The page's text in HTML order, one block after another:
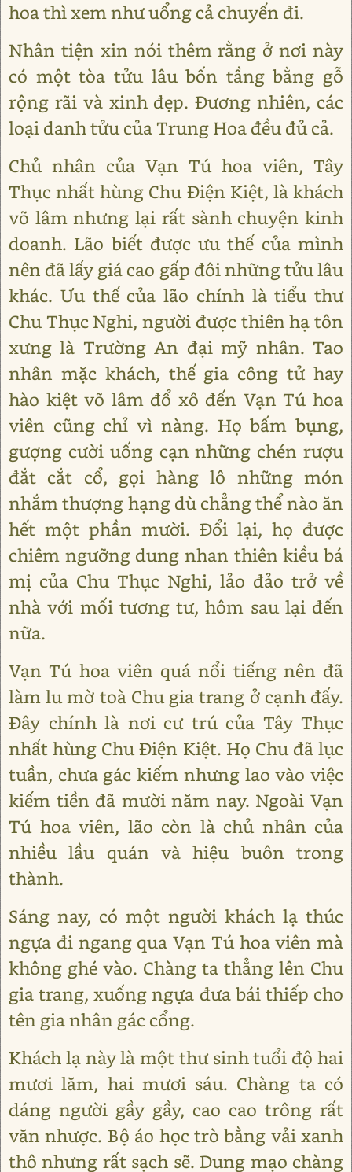
hoa thì xem như uổng cả chuyến đi.
Nhân tiện xin nói thêm rằng ở nơi này
có một tòa tửu lâu bốn tầng bằng gỗ
rộng rãi và xinh đẹp. Đương nhiên, các
loại danh tửu của Trung Hoa đều đủ cả.
Chủ nhân của Vạn Tú hoa viên, Tây
Thục nhất hùng Chu Điện Kiệt, là khách
võ lâm nhưng lại rất sành chuyện kinh
doanh. Lão biết được ưu thế của mình
nên đã lấy giá cao gấp đôi những tửu lâu
khác. Ưu thế của lão chính là tiểu thư
Chu Thục Nghi, người được thiên hạ tôn
xưng là Trường An đại mỹ nhân. Tao
nhân mặc khách, thế gia công tử hay
hào kiệt võ lâm đổ xô đến Vạn Tú hoa
viên cũng chỉ vì nàng. Họ bấm bụng,
gượng cười uống cạn những chén rượu
đắt cắt cổ, gọi hàng lô những món
nhắm thượng hạng dù chẳng thể nào ăn
hết một phần mười. Đổi lại, họ được
chiêm ngưỡng dung nhan thiên kiều bá
mị của Chu Thục Nghi, lảo đảo trở về
nhà với mối tương tư, hôm sau lại đến
nữa.
Vạn Tú hoa viên quá nổi tiếng nên đã
làm lu mờ toà Chu gia trang ở cạnh đấy.
Đây chính là nơi cư trú của Tây Thục
nhất hùng Chu Điện Kiệt. Họ Chu đã lục
tuần, chưa gác kiếm nhưng lao vào việc
kiếm tiền đã mười năm nay. Ngoài Vạn
Tú hoa viên, lão còn là chủ nhân của
nhiều lầu quán và hiệu buôn trong
thành.
Sáng nay, có một người khách lạ thúc
ngựa đi ngang qua Vạn Tú hoa viên mà
không ghé vào. Chàng ta thẳng lên Chu
gia trang, xuống ngựa đưa bái thiếp cho
tên gia nhân gác cổng.
Khách lạ này là một thư sinh tuổi độ hai
mươi lăm, hai mươi sáu. Chàng ta có
dáng người gầy gầy, cao cao trông rất
văn nhược. Bộ áo học trò bằng vải xanh
thô nhưng rất sạch sẽ. Dung mạo chàng